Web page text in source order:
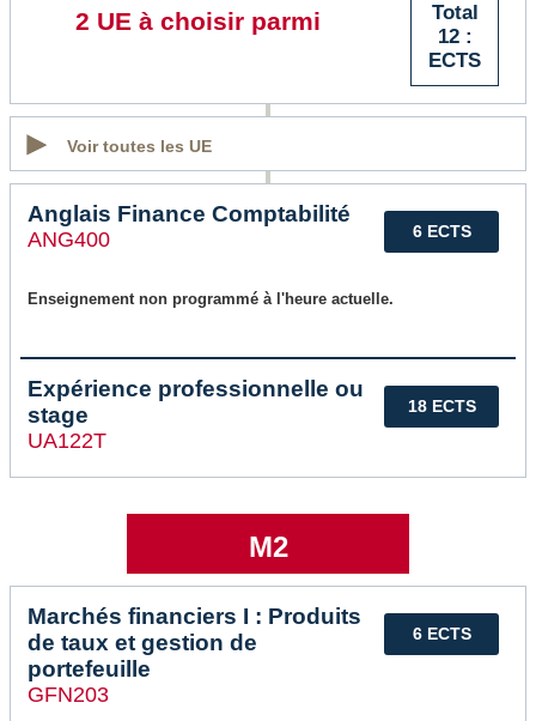
Total
12 :
ECTS
2 UE à choisir parmi
Voir toutes les UE
6 ECTS
Anglais Finance Comptabilité
ANG400
Enseignement non programmé à l'heure actuelle.
18 ECTS
Expérience professionnelle ou
stage
UA122T
M2
6 ECTS
Marchés financiers I : Produits
de taux et gestion de
portefeuille
GFN203